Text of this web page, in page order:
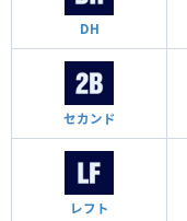
DH
セカンド
レフト